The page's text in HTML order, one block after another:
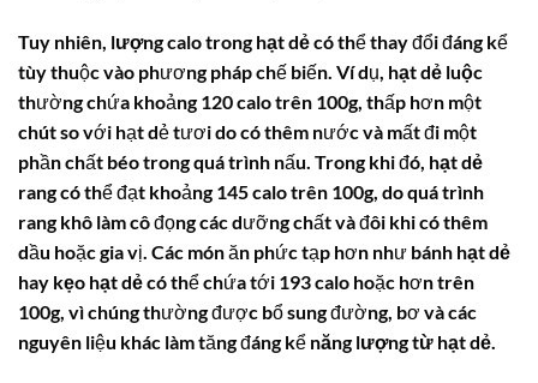
Tuy nhiên, lượng calo trong hạt dẻcó thể thay đổi đáng kể
tùy thuộc vào phương pháp chế biến. Ví dụ, hạt dẻ luộc
thường chứa khoảng 120calotrên 100g, thấp hơn một
chút so với hạt dẻ tươi do có thêm nước và mất đi một
phần chất béo trong quá trình nấu. Trong khi đó, hạt dẻ
rangcó thể đạt khoảng 145calotrên 100g, do quá trình
rang khô làm cô đọng các dưỡng chất và đôi khi có thêm
dầu hoặc gia vị. Các món ăn phức tạp hơn như bánh hạt dẻ
hay kẹo hạt dẻcó thể chứa tới 193calo hoặc hơn trên
100g, vì chúng thường được bổ sung đường, bơ và các
nguyên liệu khác làm tăng đáng kể năng lượng từ hạt dẻ.